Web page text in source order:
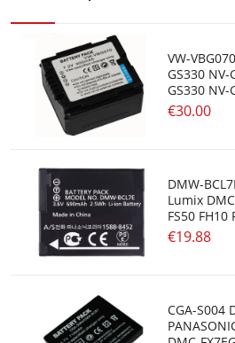
VW-
GS330 NV-
GS330 NV-
SD100
€30.00
DMW-
Lumix
FS50 FH10
€19.88
CGA-S004